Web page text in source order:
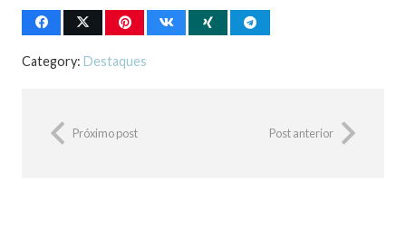
Category: Destaques
Próximo post Post anterior